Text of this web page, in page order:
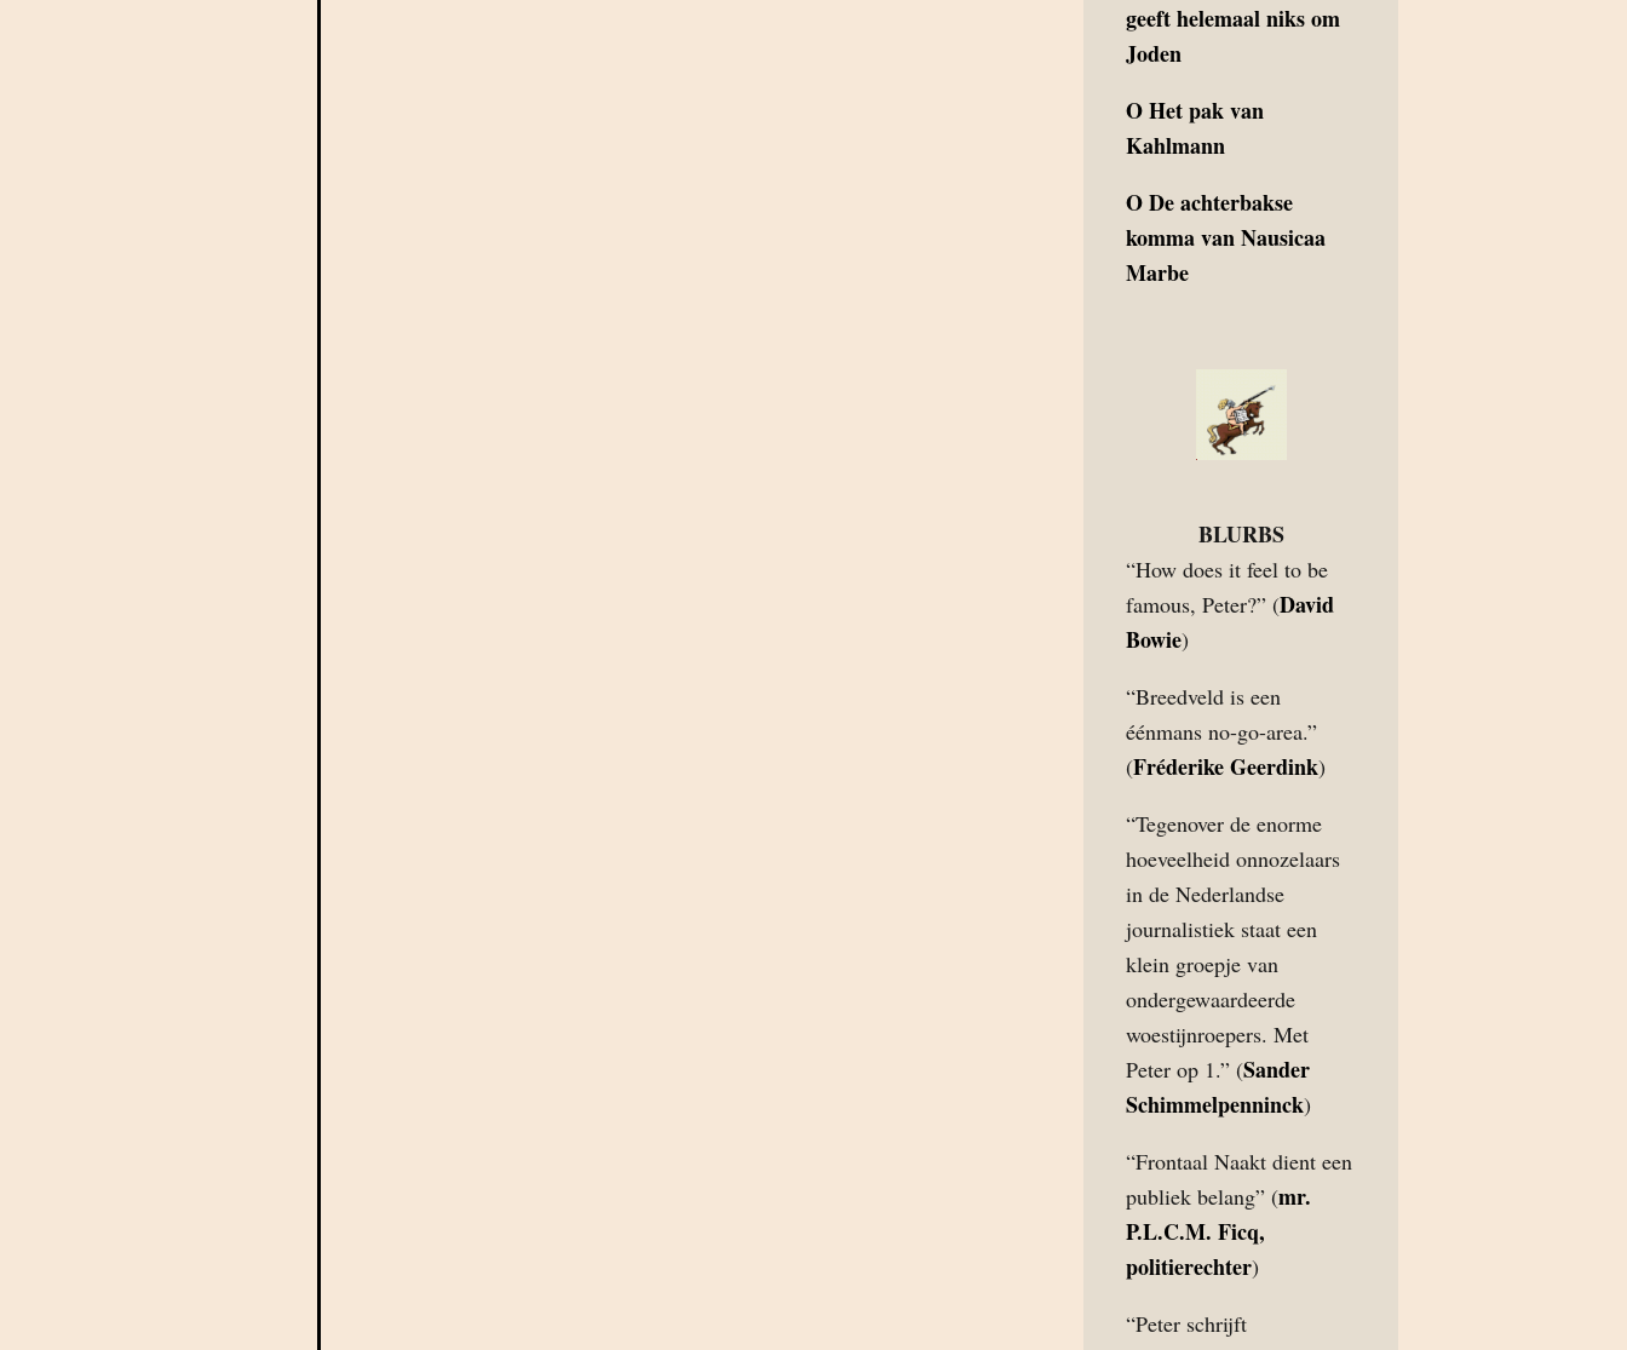
geeft helemaal niks om
Joden
OHet pak van
Kahlmann
ODe achterbakse
komma van Nausicaa
Marbe
BLURBS
“How does it feel to be
famous, Peter?” (David
Bowie)
“Breedveld is een
éénmans no-go-area.”
(Fréderike Geerdink)
“Tegenover de enorme
hoeveelheid onnozelaars
in de Nederlandse
journalistiek staat een
klein groepje van
ondergewaardeerde
woestijnroepers. Met
Peter op 1.” (Sander
Schimmelpenninck)
“Frontaal Naakt dient een
publiek belang” (mr.
P.L.C.M. Ficq,
politierechter)
“Peter schrijft